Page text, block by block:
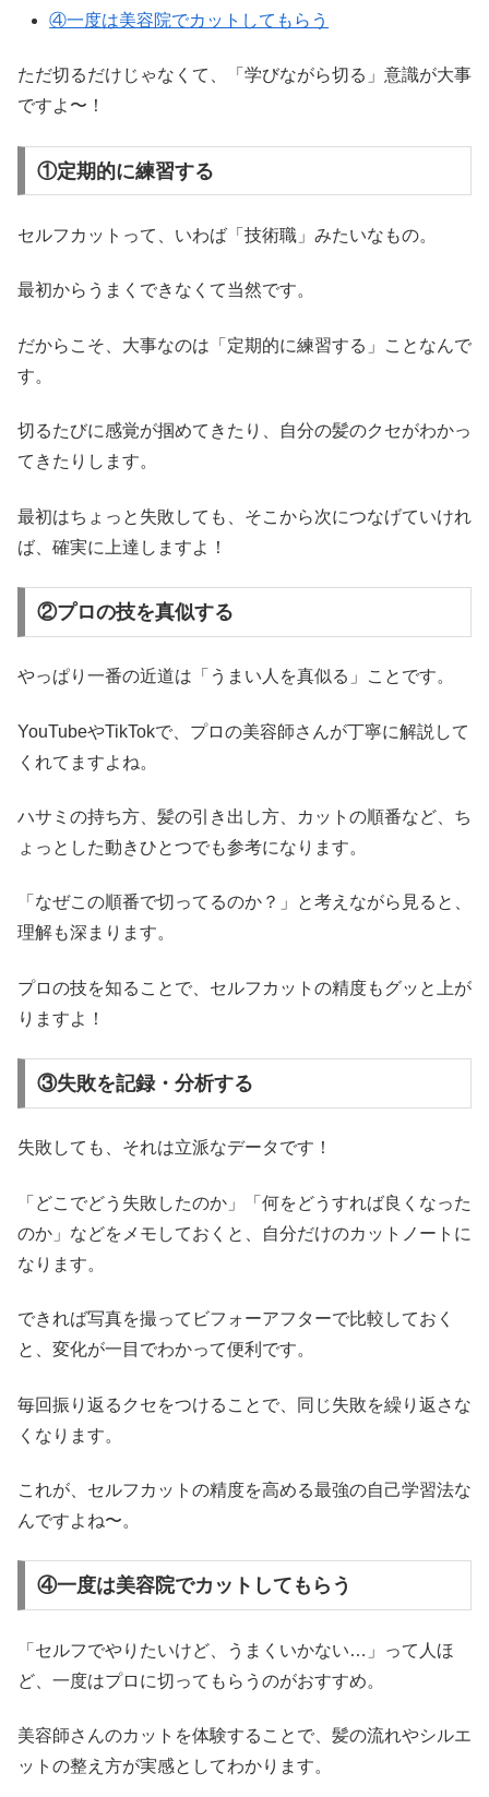
④一度は美容院でカットしてもらう
ただ切るだけじゃなくて、「学びながら切る」意識が大事
ですよ〜！
①定期的に練習する
セルフカットって、いわば「技術職」みたいなもの。
最初からうまくできなくて当然です。
だからこそ、大事なのは「定期的に練習する」ことなんで
す。
切るたびに感覚が掴めてきたり、自分の髪のクセがわかっ
てきたりします。
最初はちょっと失敗しても、そこから次につなげていけれ
ば、確実に上達しますよ！
②プロの技を真似する
やっぱり一番の近道は「うまい人を真似る」ことです。
YouTubeやTikTokで、プロの美容師さんが丁寧に解説して
くれてますよね。
ハサミの持ち方、髪の引き出し方、カットの順番など、ち
ょっとした動きひとつでも参考になります。
「なぜこの順番で切ってるのか？」と考えながら見ると、
理解も深まります。
プロの技を知ることで、セルフカットの精度もグッと上が
りますよ！
③失敗を記録・分析する
失敗しても、それは立派なデータです！
「どこでどう失敗したのか」「何をどうすれば良くなった
のか」などをメモしておくと、自分だけのカットノートに
なります。
できれば写真を撮ってビフォーアフターで比較しておく
と、変化が一目でわかって便利です。
毎回振り返るクセをつけることで、同じ失敗を繰り返さな
くなります。
これが、セルフカットの精度を高める最強の自己学習法な
んですよね〜。
④一度は美容院でカットしてもらう
「セルフでやりたいけど、うまくいかない…」って人ほ
ど、一度はプロに切ってもらうのがおすすめ。
美容師さんのカットを体験することで、髪の流れやシルエ
ットの整え方が実感としてわかります。